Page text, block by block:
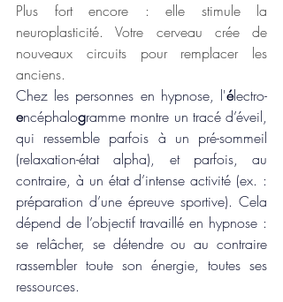
Plus fort encore : elle stimule la
neuroplasticité. Votre cerveau crée de
nouveaux circuits pour remplacer les
anciens.
Chez les personnes en hypnose, l'électro-
encéphalogramme montre un tracé d’éveil,
qui ressemble parfois à un pré-sommeil
(relaxation-état alpha), et parfois, au
contraire, à un état d’intense activité (ex. :
préparation d’une épreuve sportive). Cela
dépend de l’objectif travaillé en hypnose :
se relâcher, se détendre ou au contraire
rassembler toute son énergie, toutes ses
ressources.